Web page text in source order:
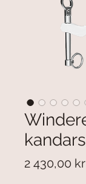
2 430,00 kr